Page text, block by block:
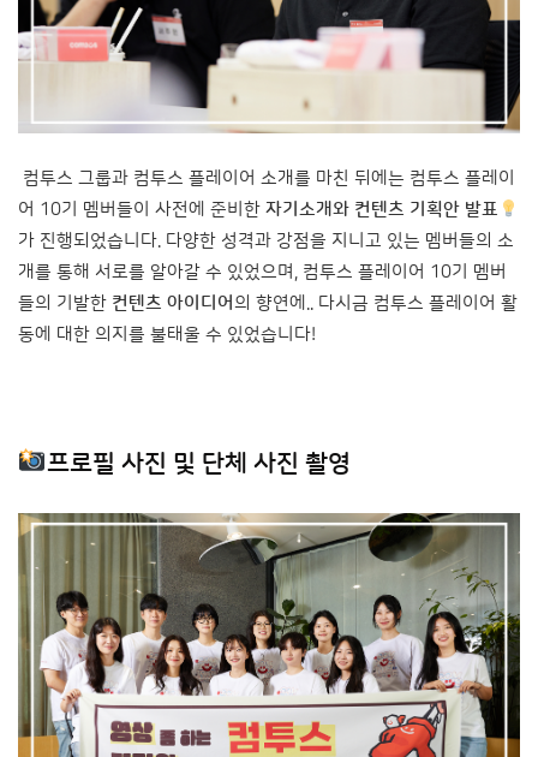
컴투스 그룹과 컴투스 플레이어 소개를 마친 뒤에는 컴투스 플레이
어 10기 멤버들이 사전에 준비한 자기소개와 컨텐츠 기획안 발표
가 진행되었습니다. 다양한 성격과 강점을 지니고 있는 멤버들의 소
개를 통해 서로를 알아갈 수 있었으며, 컴투스 플레이어 10기 멤버
들의 기발한 컨텐츠 아이디어의 향연에.. 다시금 컴투스 플레이어 활
동에 대한 의지를 불태울 수 있었습니다!
프로필 사진 및 단체 사진 촬영